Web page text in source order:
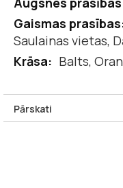
Saulainas vietas,
Balts,
Pārskati